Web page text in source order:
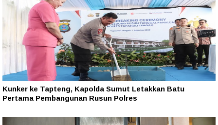
Kunker ke Tapteng, Kapolda Sumut Letakkan Batu
Pertama Pembangunan Rusun Polres